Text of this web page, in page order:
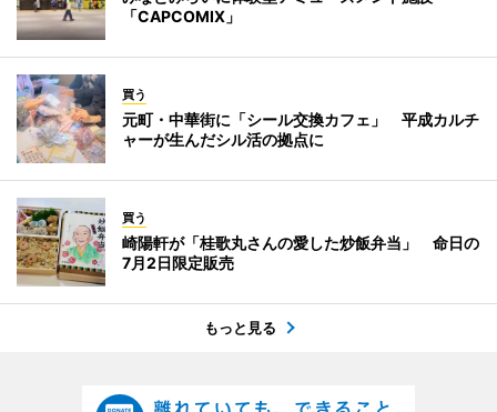
「CAPCOMIX」
買う
元町・中華街に「シール交換カフェ」 平成カルチ
ャーが生んだシル活の拠点に
買う
崎陽軒が「桂歌丸さんの愛した炒飯弁当」 命日の
7月2日限定販売
もっと見る